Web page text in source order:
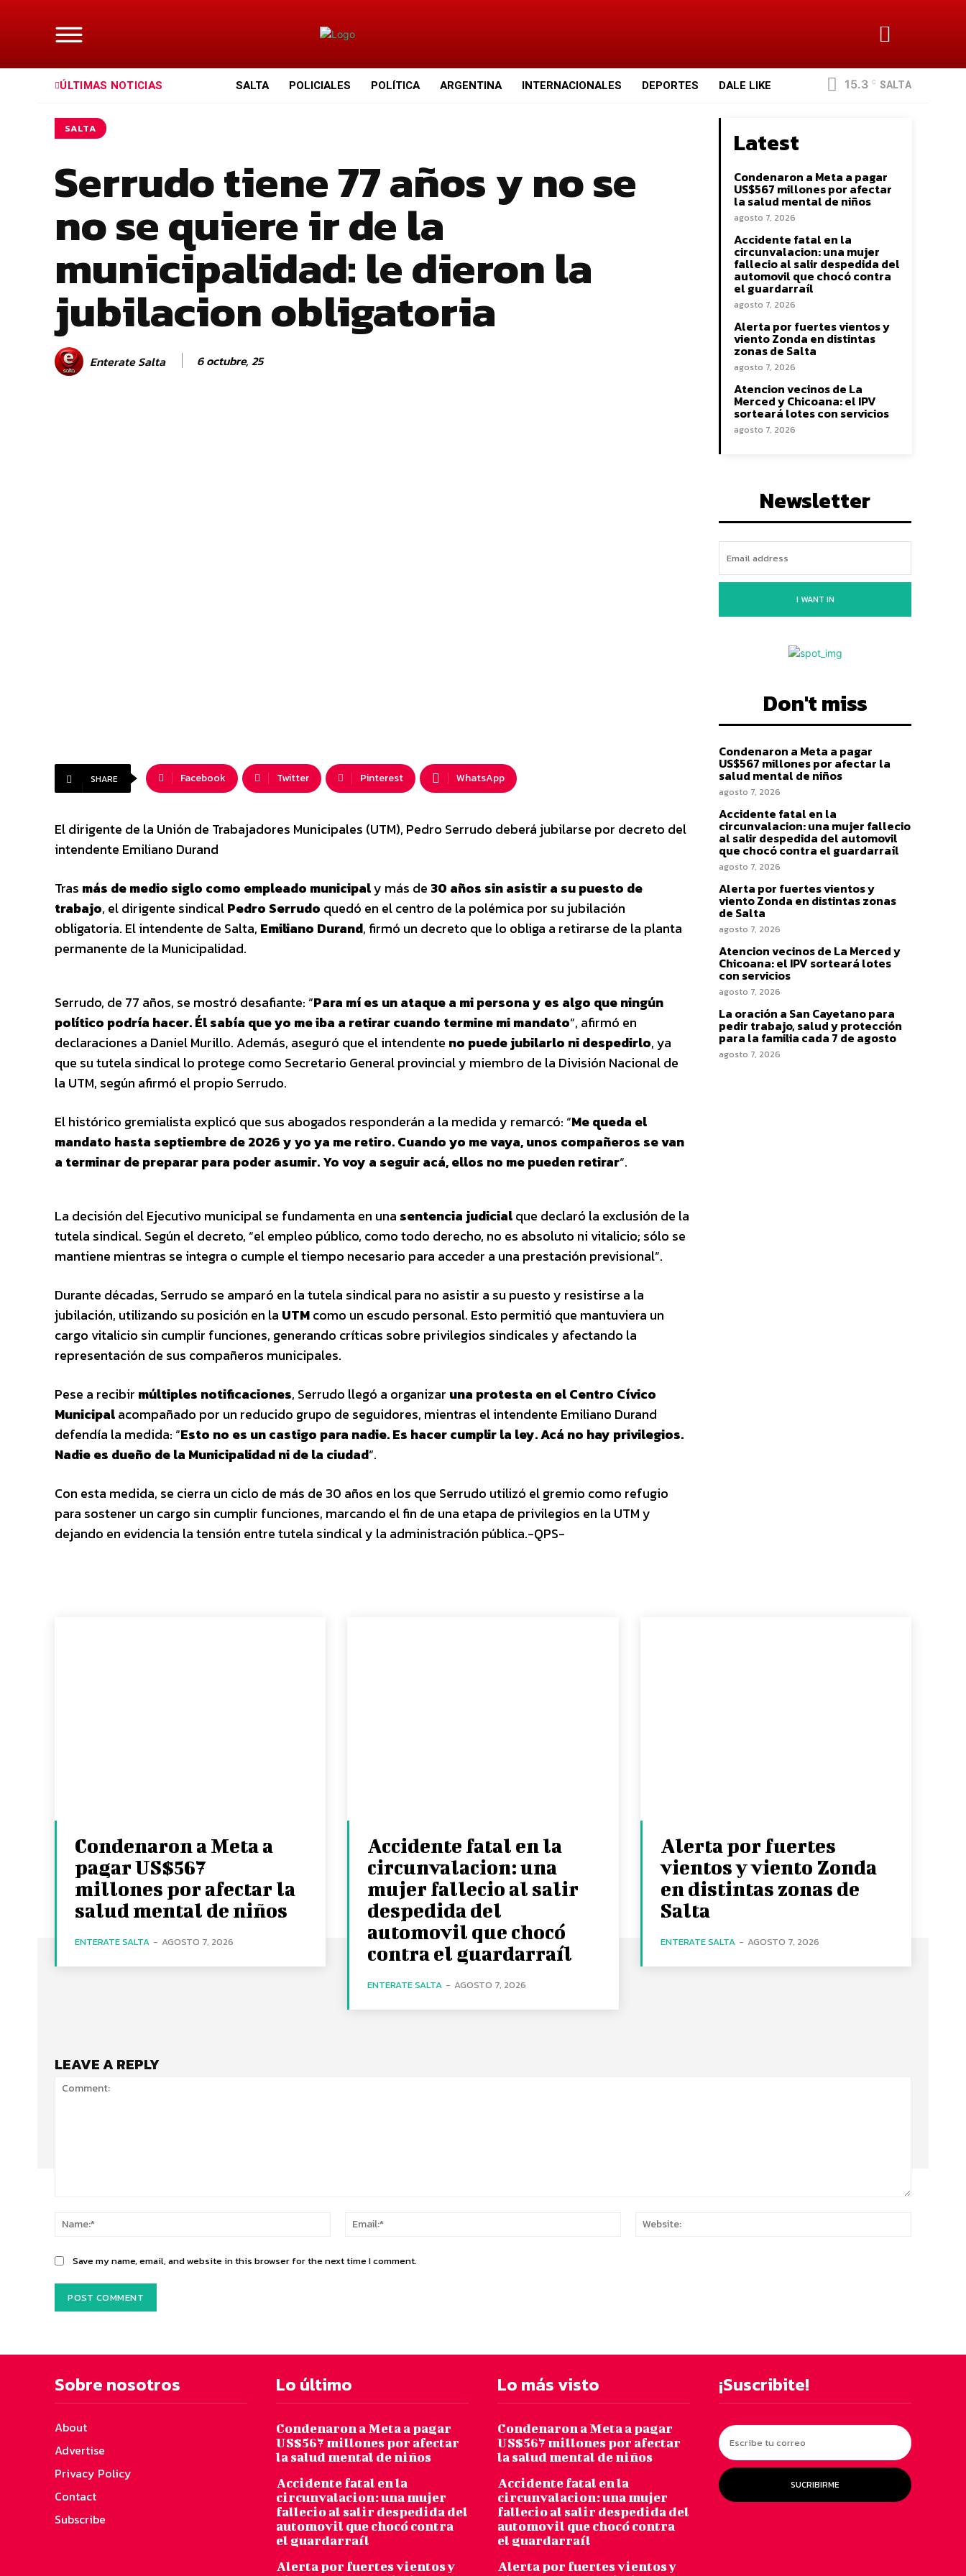
ÚLTIMAS NOTICIAS SALTA POLICIALES POLÍTICA ARGENTINA INTERNACIONALES DEPORTES DALE LIKE 15.3 C SALTA
SALTA
Serrudo tiene 77 años y no se
no se quiere ir de la
municipalidad: le dieron la
jubilacion obligatoria
Enterate Salta 6 octubre, 25
SHARE Facebook Twitter Pinterest WhatsApp
El dirigente de la Unión de Trabajadores Municipales (UTM), Pedro Serrudo deberá jubilarse por decreto del
intendente Emiliano Durand
Tras más de medio siglo como empleado municipaly más de 30 años sin asistir a su puesto de
trabajo, el dirigente sindicalPedro Serrudo quedó en el centro de la polémica por su jubilación
obligatoria. El intendente de Salta, Emiliano Durand, firmó un decreto que lo obliga a retirarse de la planta
permanente de la Municipalidad.
Serrudo, de 77 años, se mostró desafiante: “Para mí es un ataque a mi persona y es algo que ningún
político podría hacer. Él sabía que yo me iba a retirar cuando termine mi mandato“, afirmó en
declaraciones a Daniel Murillo. Además, aseguró que el intendente no puede jubilarlo ni despedirlo, ya
que su tutela sindical lo protege como Secretario General provincial y miembro de la División Nacional de
la UTM, según afirmó el propio Serrudo.
El histórico gremialista explicó que sus abogados responderán a la medida y remarcó: “Me queda el
mandato hasta septiembre de 2026 y yo ya me retiro. Cuando yo me vaya, unos compañeros se van
a terminar de preparar para poder asumir. Yo voy a seguir acá, ellos no me pueden retirar“.
La decisión del Ejecutivo municipal se fundamenta en una sentencia judicialque declaró la exclusión de la
tutela sindical. Según el decreto, “el empleo público, como todo derecho, no es absoluto ni vitalicio; sólo se
mantiene mientras se integra o cumple el tiempo necesario para acceder a una prestación previsional”.
Durante décadas, Serrudo se amparó en la tutela sindical para no asistir a su puesto y resistirse a la
jubilación, utilizando su posición en la UTMcomo un escudo personal. Esto permitió que mantuviera un
cargo vitalicio sin cumplir funciones, generando críticas sobre privilegios sindicales y afectando la
representación de sus compañeros municipales.
Pese a recibir múltiples notificaciones, Serrudo llegó a organizar una protesta en el Centro Cívico
Municipalacompañado por un reducido grupo de seguidores, mientras el intendente Emiliano Durand
defendía la medida: “Esto no es un castigo para nadie. Es hacer cumplir la ley. Acá no hay privilegios.
Nadie es dueño de la Municipalidad ni de la ciudad“.
Con esta medida, se cierra un ciclo de más de 30 años en los que Serrudo utilizó el gremio como refugio
para sostener un cargo sin cumplir funciones, marcando el fin de una etapa de privilegios en la UTM y
dejando en evidencia la tensión entre tutela sindical y la administración pública.-QPS-
Latest
Condenaron a Meta a pagar
US$567 millones por afectar
la salud mental de niños
agosto 7, 2026
Accidente fatal en la
circunvalacion: una mujer
fallecio al salir despedida del
automovil que chocó contra
el guardarraíl
agosto 7, 2026
Alerta por fuertes vientos y
viento Zonda en distintas
zonas de Salta
agosto 7, 2026
Atencion vecinos de La
Merced y Chicoana: el IPV
sorteará lotes con servicios
agosto 7, 2026
Newsletter
I WANT IN
Don't miss
Condenaron a Meta a pagar
US$567 millones por afectar la
salud mental de niños
agosto 7, 2026
Accidente fatal en la
circunvalacion: una mujer fallecio
al salir despedida del automovil
que chocó contra el guardarraíl
agosto 7, 2026
Alerta por fuertes vientos y
viento Zonda en distintas zonas
de Salta
agosto 7, 2026
Atencion vecinos de La Merced y
Chicoana: el IPV sorteará lotes
con servicios
agosto 7, 2026
La oración a San Cayetano para
pedir trabajo, salud y protección
para la familia cada 7 de agosto
agosto 7, 2026
Condenaron a Meta a
pagar US$567
millones por afectar la
salud mental de niños
ENTERATE SALTA - AGOSTO 7, 2026
Accidente fatal en la
circunvalacion: una
mujer fallecio al salir
despedida del
automovil que chocó
contra el guardarraíl
ENTERATE SALTA - AGOSTO 7, 2026
Alerta por fuertes
vientos y viento Zonda
en distintas zonas de
Salta
ENTERATE SALTA - AGOSTO 7, 2026
LEAVE A REPLY
Name:*
Email:*
Save my name, email, and website in this browser for the next time I comment.
Sobre nosotros
About
Advertise
Privacy Policy
Contact
Subscribe
Lo último
Condenaron a Meta a pagar
US$567 millones por afectar
la salud mental de niños
Accidente fatal en la
circunvalacion: una mujer
fallecio al salir despedida del
automovil que chocó contra
el guardarraíl
Alerta por fuertes vientos y
Lo más visto
Condenaron a Meta a pagar
US$567 millones por afectar
la salud mental de niños
Accidente fatal en la
circunvalacion: una mujer
fallecio al salir despedida del
automovil que chocó contra
el guardarraíl
Alerta por fuertes vientos y
¡Suscribite!
SUCRIBIRME